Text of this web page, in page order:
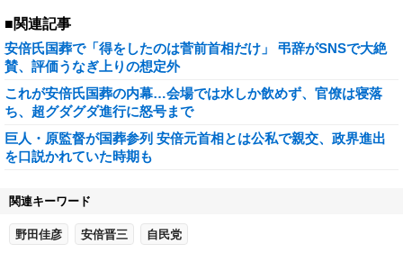
■関連記事
安倍氏国葬で「得をしたのは菅前首相だけ」 弔辞がSNSで大絶
賛、評価うなぎ上りの想定外
これが安倍氏国葬の内幕…会場では水しか飲めず、官僚は寝落
ち、超グダグダ進行に怒号まで
巨人・原監督が国葬参列 安倍元首相とは公私で親交、政界進出
を口説かれていた時期も
関連キーワード
野田佳彦 安倍晋三 自民党